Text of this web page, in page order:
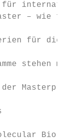
– wie
für die
stehen mir
Biology